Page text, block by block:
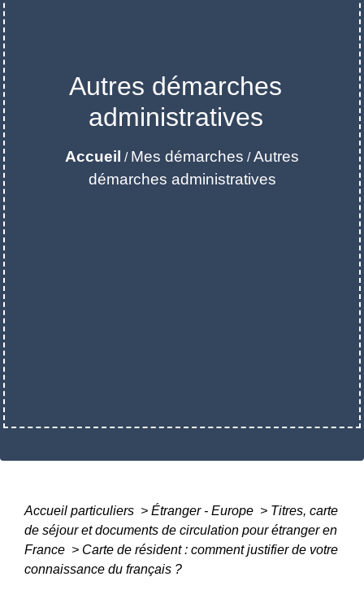
Autres démarches
administratives
Accueil / Mes démarches /Autres
démarches administratives
Accueil particuliers > Étranger - Europe > Titres, carte
de séjour et documents de circulation pour étranger en
France > Carte de résident : comment justifier de votre
connaissance du français ?